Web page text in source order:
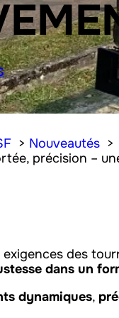
Nouveautés
précision –
des
dans un
dynamiques,